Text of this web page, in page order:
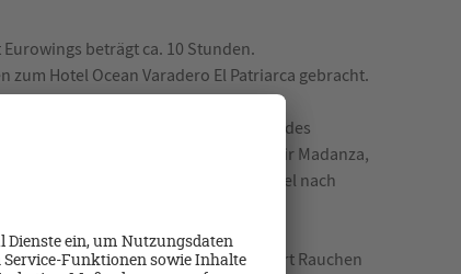
beträgt ca. 10 Stunden.
Hotel Ocean Varadero El Patriarca gebracht.
Region. Um auf der sicheren Seite des
Am nächsten Tag besuchen wir Madanza,
genannt. Auf der Fahrt zurück ins Hotel nach
de Ju...
Tabakfabrik, denn schließlich gehört Rauchen